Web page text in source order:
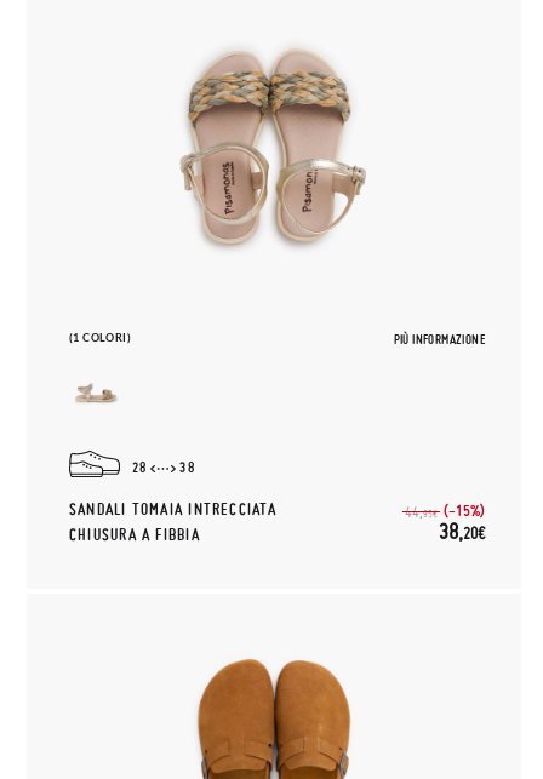
(1 COLORI) PIÙ INFORMAZIONE
28 38
SANDALI TOMAIA INTRECCIATA
CHIUSURA A FIBBIA
44,95€ (-15%)
38,20€